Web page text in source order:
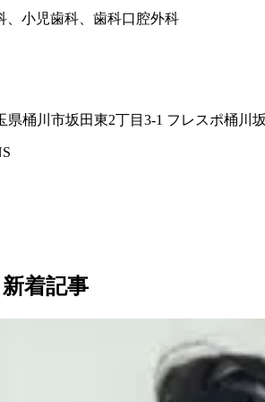
、小児歯科、歯科口腔外科
県桶川市坂田東2丁目3-1 フレスポ桶川
着記事